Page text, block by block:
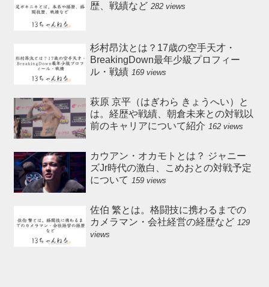
歴、戦績など 282 views
杉村昂汰とは？17歳の空手天才・
BreakingDown最年少級プロフィー
ル・戦績 169 views
萩原 京平（はぎわら きょうへい）と
は。経歴や戦績、朝倉未来との対戦以
前のキャリアについて紹介 162 views
カウアン・オカモトとは？ ジャニー
ズJr時代の激白、こめおとの対戦予定
について 159 views
佐伯 繁とは。格闘技に携わるまでの
カメラマン・会社経営の経歴など 129
views